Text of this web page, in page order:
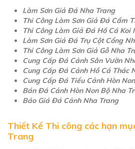
Làm Sơn Giả Đá Nha Trang
Thi Công Làm Sơn Giả Đá Cẩm
Thi Công Làm Giả Đá Hồ Cá Koi
Làm Sơn Giả Đá Trụ Cột Cổng
Thi Công Làm Sơn Giả Gỗ Nha
Cung Cấp Đá Cảnh Sân Vườn
Cung Cấp Đá Cảnh Hồ Cá Thác
Cung Cấp Đá Tiểu Cảnh Hòn
Bán Đá Cảnh Hòn Non Bộ Nha
Báo Giá Đá Cảnh Nha Trang
Thiết Kế Thi công các hạn
Trang